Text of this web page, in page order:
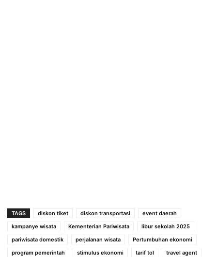
TAGS diskon tiket diskon transportasi
event daerah
kampanye wisata
Kementerian Pariwisata
libur sekolah 2025
pariwisata domestik
perjalanan wisata
Pertumbuhan ekonomi
program pemerintah
stimulus ekonomi tarif tol
travel agent